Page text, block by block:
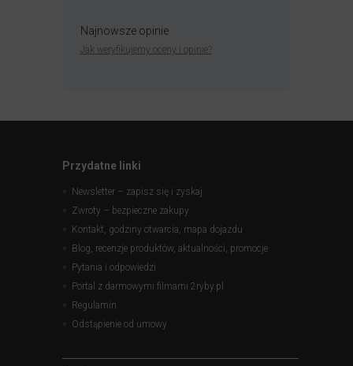
Najnowsze opinie
Jak weryfikujemy oceny i opinie?
Przydatne linki
Newsletter – zapisz się i zyskaj
Zwroty – bezpieczne zakupy
Kontakt, godziny otwarcia, mapa dojazdu
Blog, recenzje produktów, aktualności, promocje
Pytania i odpowiedzi
Portal z darmowymi filmami 2ryby.pl
Regulamin
Odstąpienie od umowy